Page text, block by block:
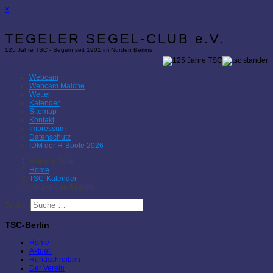
×
TEGELER SEGEL-CLUB e.V.
125 Jahre TSC - Segeln seit 1901 im Norden Berlins
Webcam
Webcam Malche
Wetter
Kalender
Sitemap
Kontakt
Impressum
Datenschutz
IDM der H-Boote 2026
Aktuelle Seite:
Home
TSC-Kalender
Herzkinder-Regatta
Suchen
TSC-Berlin
Home
Aktuell
Rundschreiben
Der Verein